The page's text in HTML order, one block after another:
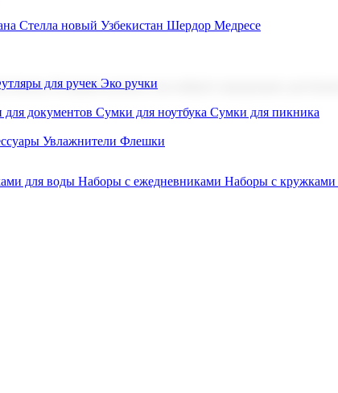
Стелла новый Узбекистан Шердор Медресе
для ручек Эко ручки
документов Сумки для ноутбука Сумки для пикника
Увлажнители Флешки
В нашем каталоге вы найдете продукцию для
для воды Наборы с ежедневниками Наборы с кружками